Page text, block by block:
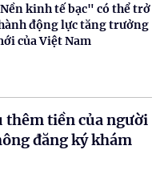
kinh tế bạc" có thể trở
động lực tăng trưởng
của Việt Nam
thêm tiền của người
đăng ký khám